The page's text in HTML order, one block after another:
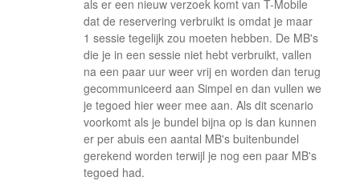
als er een nieuw verzoek komt van T-Mobile
dat de reservering verbruikt is omdat je maar
1 sessie tegelijk zou moeten hebben. De MB's
die je in een sessie niet hebt verbruikt, vallen
na een paar uur weer vrij en worden dan terug
gecommuniceerd aan Simpel en dan vullen we
je tegoed hier weer mee aan. Als dit scenario
voorkomt als je bundel bijna op is dan kunnen
er per abuis een aantal MB's buitenbundel
gerekend worden terwijl je nog een paar MB's
tegoed had.